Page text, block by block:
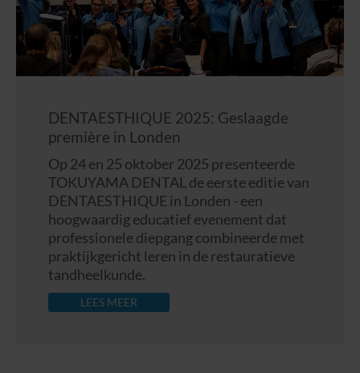
DENTAESTHIQUE 2025: Geslaagde
première in Londen
Op 24 en 25 oktober 2025 presenteerde
TOKUYAMA DENTAL de eerste editie van
DENTAESTHIQUE in Londen - een
hoogwaardig educatief evenement dat
professionele diepgang combineerde met
praktijkgericht leren in de restauratieve
tandheelkunde.
LEES MEER